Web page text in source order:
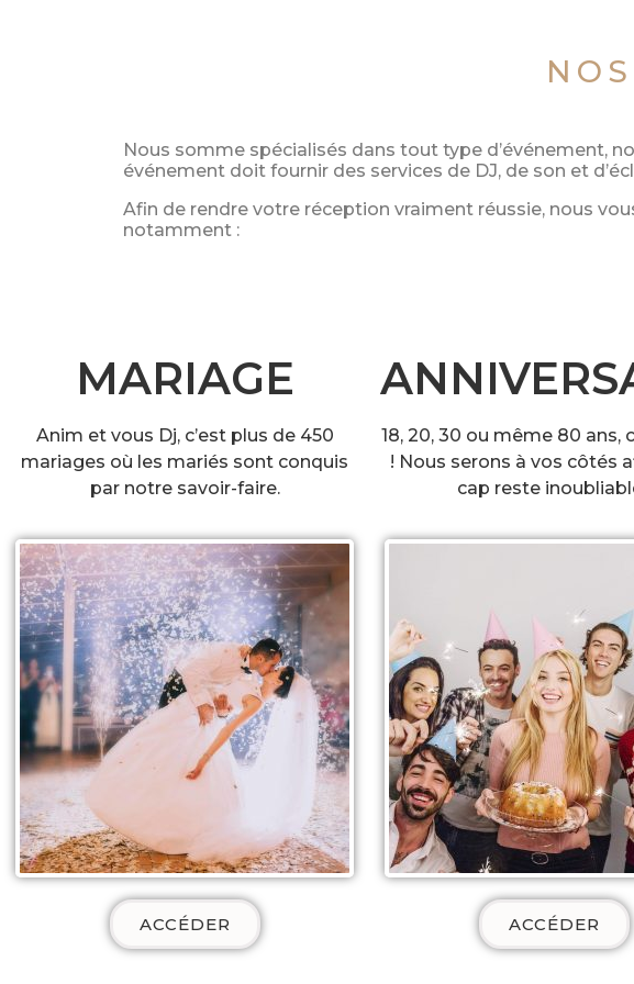
Nous somme spécialisés dans tout type d’événement,
événement doit fournir des services de DJ, de son et
Afin de rendre votre réception vraiment réussie, nous
notamment :
MARIAGE
Anim et vous Dj, c’est plus de 450
mariages où les mariés sont conquis
par notre savoir-faire.
ACCÉDER
18, 20, 30 ou même 80 ans,
! Nous serons à vos côtés
cap reste
ACCÉDER